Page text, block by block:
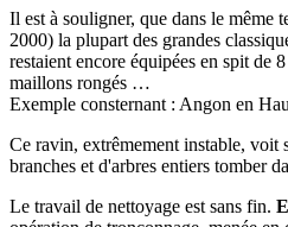
Il est à souligner, que dans le même
2000) la plupart des grandes
restaient encore équipées en spit de
maillons rongés …
Exemple consternant : Angon en
Ce ravin, extrêmement instable, voit
branches et d'arbres entiers tomber
Le travail de nettoyage est sans fin.